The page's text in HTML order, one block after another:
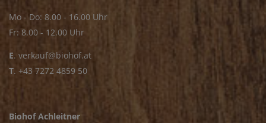
Mo - Do: 8.00 - 16.00 Uhr
Fr: 8.00 - 12.00 Uhr
E. verkauf@biohof.at
T. +43 7272 4859 50
Biohof Achleitner